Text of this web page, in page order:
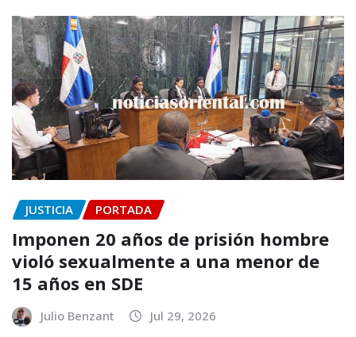
JUSTICIA PORTADA
Imponen 20 años de prisión hombre
violó sexualmente a una menor de
15 años en SDE
Julio Benzant Jul 29, 2026